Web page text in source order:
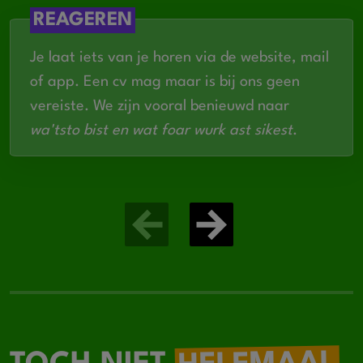
REAGEREN
Je laat iets van je horen via de website, mail
of app. Een cv mag maar is bij ons geen
vereiste. We zijn vooral benieuwd naar
wa'tsto bist en wat foar wurk ast sikest.